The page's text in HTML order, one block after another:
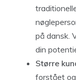
på dansk.
din
Større
forstået